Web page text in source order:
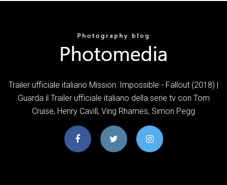
Trailer ufficiale italiano Mission: Impossible - Fallout (2018) |
Guarda il Trailer ufficiale italiano della serie tv con Tom
Cruise, Henry Cavill, Ving Rhames, Simon Pegg